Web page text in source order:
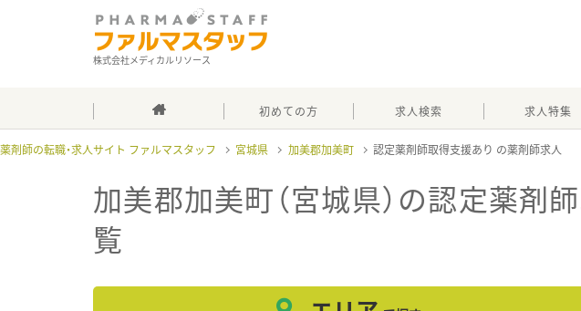
株式会社メディカルリソース
初めての方 求人検索 求人特集
薬剤師の転職・求人サイト ファルマスタッフ 宮城県 加美郡加美町 認定薬剤師取得支援あり
加美郡加美町（宮城県）の認定薬剤
覧